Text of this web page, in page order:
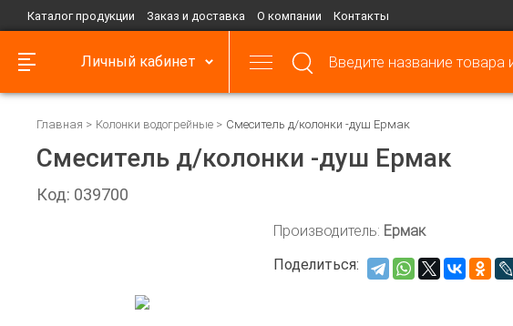
Каталог продукции Заказ и доставка О компании Контакты
Личный кабинет
Главная Колонки водогрейные Смеситель д/колонки -душ Ермак
Смеситель д/колонки -душ Ермак
Код: 039700
Производитель: Ермак
Поделиться: